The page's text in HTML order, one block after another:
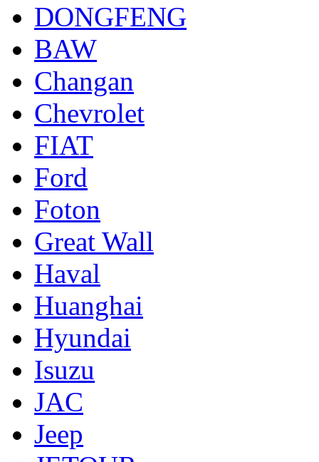
DONGFENG
BAW
Changan
Chevrolet
FIAT
Ford
Foton
Great Wall
Haval
Huanghai
Hyundai
Isuzu
JAC
Jeep